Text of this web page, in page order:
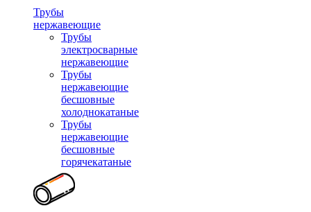
Трубы
нержавеющие
Трубы
электросварные
нержавеющие
Трубы
нержавеющие
бесшовные
холоднокатаные
Трубы
нержавеющие
бесшовные
горячекатаные